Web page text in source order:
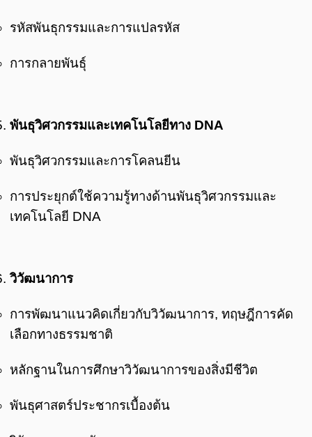
รหัสพันธุกรรมและการแปลรหัส
การกลายพันธุ์
พันธุวิศวกรรมและเทคโนโลยีทาง DNA
พันธุวิศวกรรมและการโคลนยีน
การประยุกต์ใช้ความรู้ทางด้านพันธุวิศวกรรมและ
เทคโนโลยี DNA
วิวัฒนาการ
การพัฒนาแนวคิดเกี่ยวกับวิวัฒนาการ, ทฤษฎีการคัด
เลือกทางธรรมชาติ
หลักฐานในการศึกษาวิวัฒนาการของสิ่งมีชีวิต
พันธุศาสตร์ประชากรเบื้องต้น